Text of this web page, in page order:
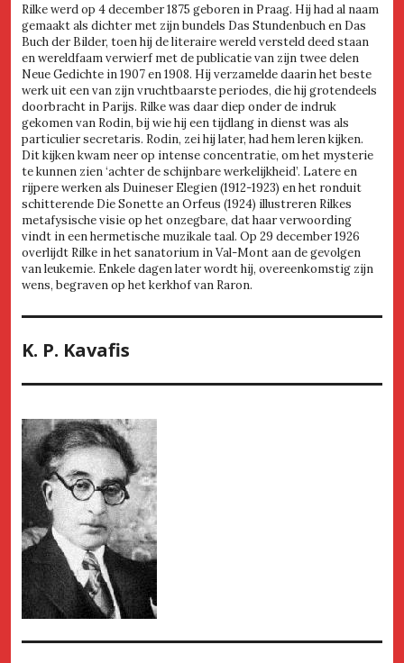
Rilke werd op 4 december 1875 geboren in Praag. Hij had al naam
gemaakt als dichter met zijn bundels Das Stundenbuch en Das
Buch der Bilder, toen hij de literaire wereld versteld deed staan
en wereldfaam verwierf met de publicatie van zijn twee delen
Neue Gedichte in 1907 en 1908. Hij verzamelde daarin het beste
werk uit een van zijn vruchtbaarste periodes, die hij grotendeels
doorbracht in Parijs. Rilke was daar diep onder de indruk
gekomen van Rodin, bij wie hij een tijdlang in dienst was als
particulier secretaris. Rodin, zei hij later, had hem leren kijken.
Dit kijken kwam neer op intense concentratie, om het mysterie
te kunnen zien ‘achter de schijnbare werkelijkheid’. Latere en
rijpere werken als Duineser Elegien (1912-1923) en het ronduit
schitterende Die Sonette an Orfeus (1924) illustreren Rilkes
metafysische visie op het onzegbare, dat haar verwoording
vindt in een hermetische muzikale taal. Op 29 december 1926
overlijdt Rilke in het sanatorium in Val-Mont aan de gevolgen
van leukemie. Enkele dagen later wordt hij, overeenkomstig zijn
wens, begraven op het kerkhof van Raron.
K. P. Kavafis